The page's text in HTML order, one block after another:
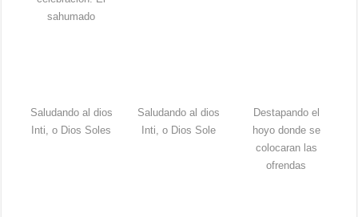
sahumado
Saludando al dios
Inti, o Dios Soles
Saludando al dios
Inti, o Dios Sole
Destapando el
hoyo donde se
colocaran las
ofrendas